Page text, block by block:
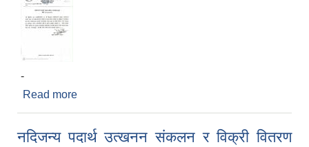
-
Read more
नदिजन्य पदार्थ उत्खनन संकलन र विक्री वितरण